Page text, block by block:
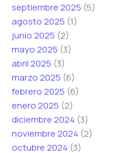
septiembre 2025 (5)
agosto 2025 (1)
junio 2025 (2)
mayo 2025 (3)
abril 2025 (3)
marzo 2025 (6)
febrero 2025 (6)
enero 2025 (2)
diciembre 2024 (3)
noviembre 2024 (2)
octubre 2024 (3)